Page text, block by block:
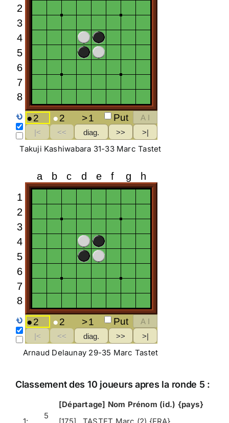
Takuji Kashiwabara 31-33 Marc Tastet
Arnaud Delaunay 29-35 Marc Tastet
Classement des 10 joueurs apres la ronde 5 :
[Départage] Nom Prénom (id.) {pays}
5